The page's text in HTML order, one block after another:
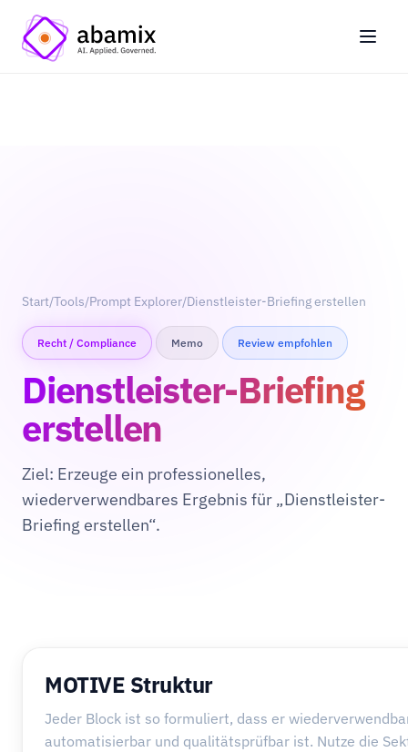
Start/Tools/Prompt Explorer/Dienstleister-Briefing erstellen
Recht / Compliance Memo Review empfohlen
Dienstleister-Briefing
erstellen
Ziel: Erzeuge ein professionelles,
wiederverwendbares Ergebnis für „Dienstleister-
Briefing erstellen“.
MOTIVE Struktur
Jeder Block ist so formuliert, dass er
automatisierbar und qualitätsprüfbar ist. Nutze die